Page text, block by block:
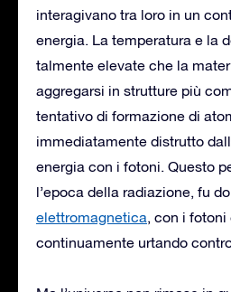
interagivano tra loro in un
energia. La temperatura e la
talmente elevate che la
aggregarsi in strutture più
tentativo di formazione di
immediatamente distrutto
energia con i fotoni. Questo
l’epoca della radiazione, fu
elettromagnetica, con i fotoni
continuamente urtando